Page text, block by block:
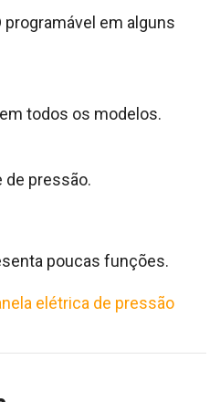
programável em alguns
todos os modelos.
de pressão.
poucas funções.
elétrica de pressão